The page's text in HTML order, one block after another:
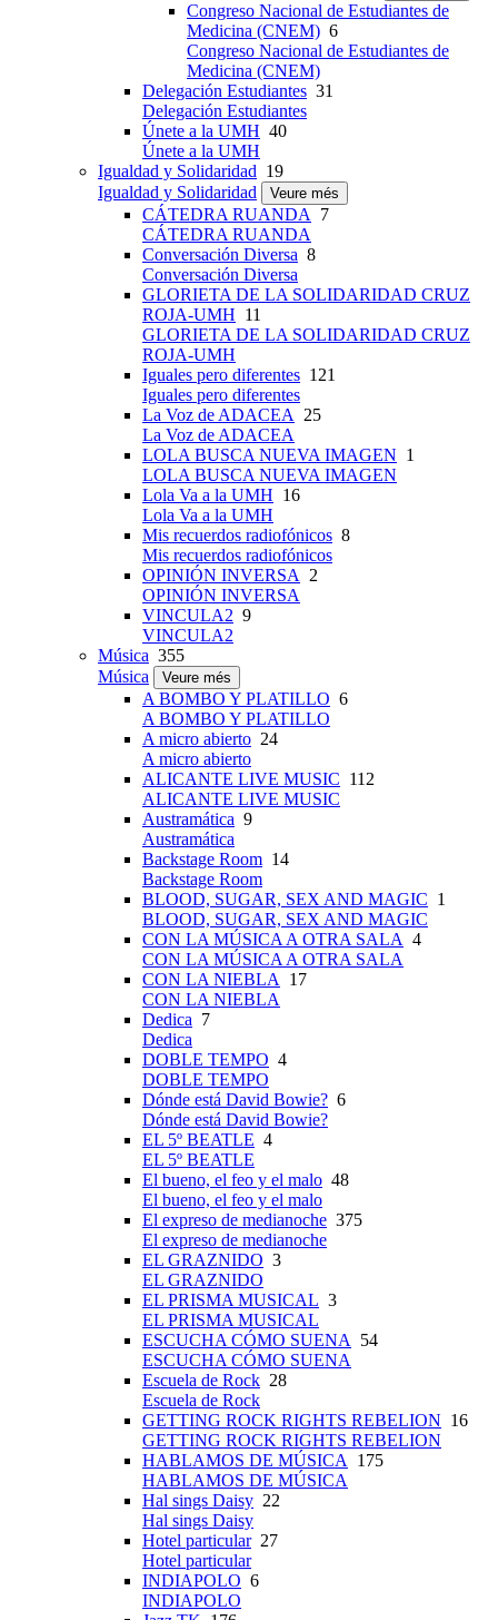
Congreso Nacional de Estudiantes de
Medicina (CNEM) 6
Congreso Nacional de Estudiantes de
Medicina (CNEM)
Delegación Estudiantes 31
Delegación Estudiantes
Únete a la UMH 40
Únete a la UMH
Igualdad y Solidaridad 19
Igualdad y Solidaridad
Veure més
CÁTEDRA RUANDA
7
CÁTEDRA RUANDA
Conversación Diversa 8
Conversación Diversa
GLORIETA DE LA SOLIDARIDAD CRUZ
ROJA-UMH 11
GLORIETA DE LA SOLIDARIDAD CRUZ
ROJA-UMH
Iguales pero diferentes 121
Iguales pero diferentes
La Voz de ADACEA
25
La Voz de ADACEA
LOLA BUSCA NUEVA IMAGEN 1
LOLA BUSCA NUEVA IMAGEN
Lola Va a la UMH 16
Lola Va a la UMH
Mis recuerdos radiofónicos 8
Mis recuerdos radiofónicos
OPINIÓN INVERSA
2
OPINIÓN INVERSA
VINCULA2 9
VINCULA2
Música 355
Música
Veure més
A BOMBO Y PLATILLO 6
A BOMBO Y PLATILLO
A micro abierto 24
A micro abierto
ALICANTE LIVE MUSIC 112
ALICANTE LIVE MUSIC
Austramática 9
Austramática
Backstage Room 14
Backstage Room
BLOOD, SUGAR, SEX AND MAGIC 1
BLOOD, SUGAR, SEX AND MAGIC
CON LA MÚSICA A OTRA SALA 4
CON LA MÚSICA A OTRA SALA
CON LA NIEBLA
17
CON LA NIEBLA
Dedica 7
Dedica
DOBLE TEMPO 4
DOBLE TEMPO
Dónde está David Bowie? 6
Dónde está David Bowie?
EL 5º BEATLE 4
EL 5º BEATLE
El bueno, el feo y el malo 48
El bueno, el feo y el malo
El expreso de medianoche 375
El expreso de medianoche
EL GRAZNIDO 3
EL GRAZNIDO
EL PRISMA MUSICAL 3
EL PRISMA MUSICAL
ESCUCHA CÓMO SUENA
54
ESCUCHA CÓMO SUENA
Escuela de Rock 28
Escuela de Rock
GETTING ROCK RIGHTS REBELION 16
GETTING ROCK RIGHTS REBELION
HABLAMOS DE MÚSICA
175
HABLAMOS DE MÚSICA
Hal sings Daisy 22
Hal sings Daisy
Hotel particular27
Hotel particular
INDIAPOLO 6
INDIAPOLO